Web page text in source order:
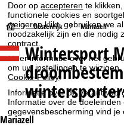
Door opaccepteren te
functionele cookies en
weigerenklikt, gebruiken we
noodzakelijk zijn en die nodig
contract.
Meer informatie over het
om uw instellingen te
Cookie-Policy.
Informatie over de
Informatie over de
gegevensbescherming vind je
S
t
a
r
t
Oostenrijk Mariazell
Wintersport
Mariazell